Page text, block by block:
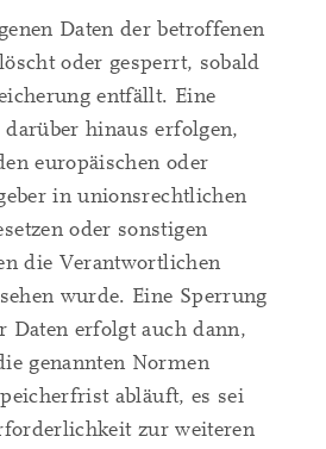
Daten der betroffenen
oder gesperrt, sobald
entfällt. Eine
hinaus erfolgen,
europäischen oder
in unionsrechtlichen
oder sonstigen
die Verantwortlichen
wurde. Eine Sperrung
Daten erfolgt auch dann,
genannten Normen
abläuft, es sei
zur weiteren